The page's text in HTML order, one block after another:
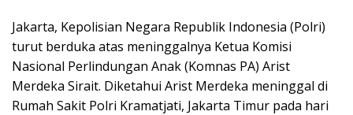
Jakarta, Kepolisian Negara Republik Indonesia (Polri)
turut berduka atas meninggalnya Ketua Komisi
Nasional Perlindungan Anak (Komnas PA) Arist
Merdeka Sirait. Diketahui Arist Merdeka meninggal di
Rumah Sakit Polri Kramatjati, Jakarta Timur pada hari